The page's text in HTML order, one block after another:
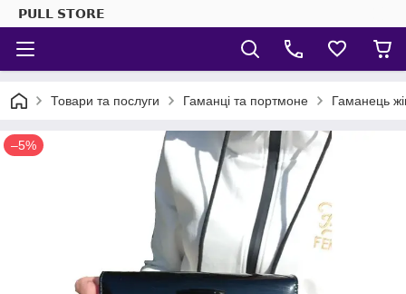
𝗣𝗨𝗟𝗟 𝗦𝗧𝗢𝗥𝗘
Товари та послуги Гаманці та портмоне Гаманець
–5%